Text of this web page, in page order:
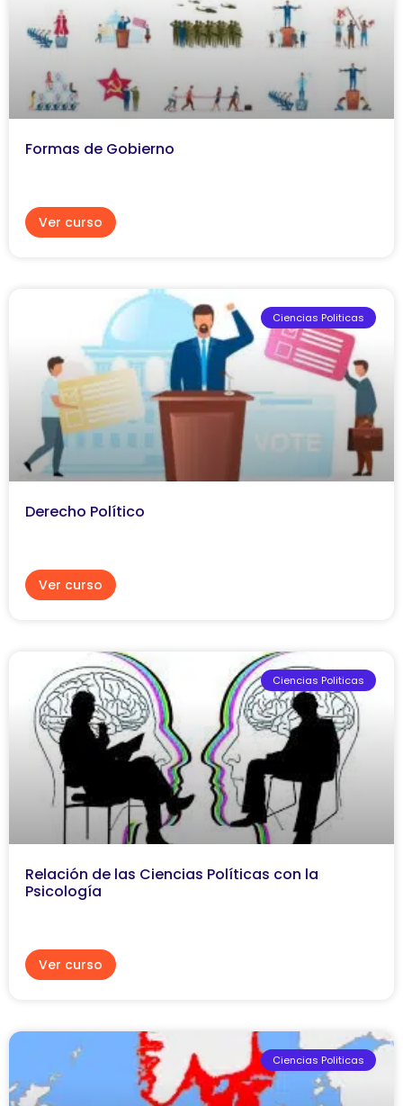
Formas de Gobierno
Ver curso
Ciencias Politicas
Derecho Político
Ver curso
Ciencias Politicas
Relación de las Ciencias Políticas con la
Psicología
Ver curso
Ciencias Politicas